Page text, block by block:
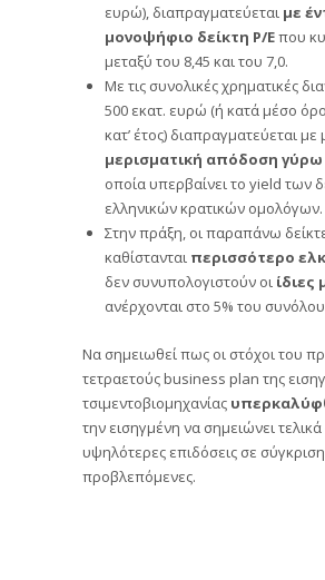
ευρώ), διαπραγματεύεται με
μονοψήφιο δείκτη P/Eπου
μεταξύ του 8,45 και του 7,0.
Με τις συνολικές χρηματικές
500 εκατ. ευρώ (ή κατά μέσο
κατ’ έτος) διαπραγματεύεται με
μερισματική απόδοση γύρω
οποία υπερβαίνει το yield των
ελληνικών κρατικών ομολόγων.
Στην πράξη, οι παραπάνω
καθίστανται περισσότερο
δεν συνυπολογιστούν οι ίδιες
ανέρχονται στο 5% του
Να σημειωθεί πως οι στόχοι του
τετραετούς business plan της
τσιμεντοβιομηχανίας
την εισηγμένη να σημειώνει
υψηλότερες επιδόσεις σε σύγκριση
προβλεπόμενες.